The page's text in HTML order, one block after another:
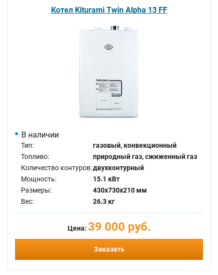
Котел Kiturami Twin Alpha 13 FF
В наличии
Тип:
газовый, конвекционный
Топливо:
природный газ, сжиженный газ
Количество контуров:двухконтурный
Мощность:
15.1 кВт
Размеры:
430x730x210 мм
Вес:
26.3 кг
Цена: 39 000 руб.
Заказать